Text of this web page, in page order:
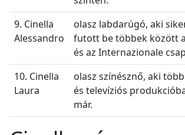
9. Cinella
Alessandro
olasz labdarúgó, aki
futott be többek között
és az Internazionale
10. Cinella
Laura
olasz színésznő, aki
és televíziós
már.